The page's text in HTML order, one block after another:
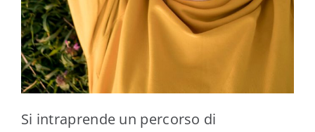
Si intraprende un percorso di